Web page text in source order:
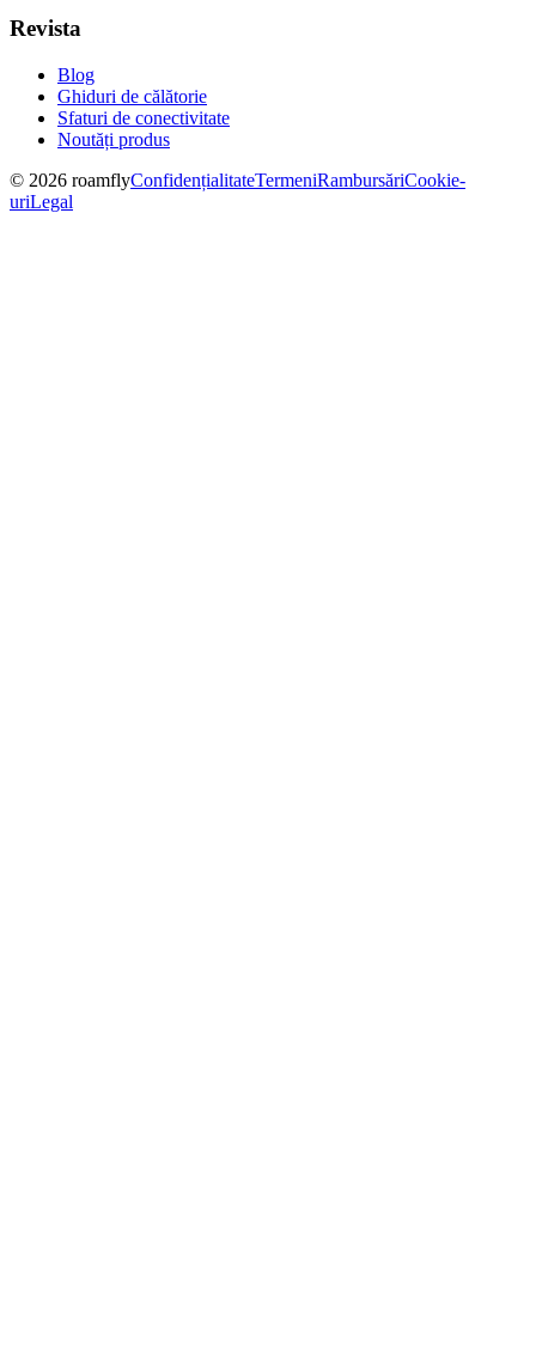
Revista
Blog
Ghiduri de călătorie
Sfaturi de conectivitate
Noutăți produs
© 2026 roamflyConfidențialitateTermeniRambursăriCookie-
uriLegal